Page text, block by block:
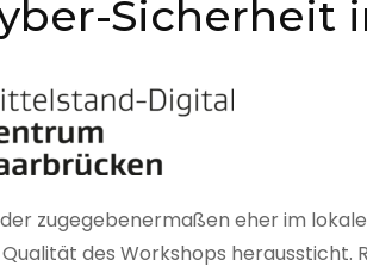
zur
in
Deutschland
Sicherheit
der zugegebenermaßen eher im
des Workshops heraussticht.